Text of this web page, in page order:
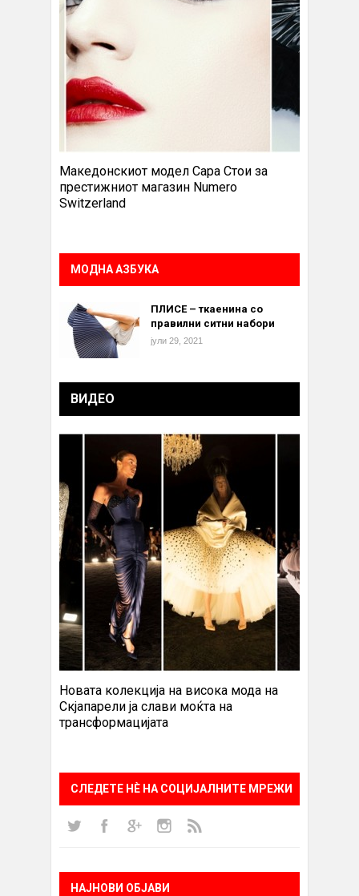
Македонскиот модел Сара Стои за
престижниот магазин Numero
Switzerland
МОДНА АЗБУКА
ПЛИСЕ – ткаенина со
правилни ситни набори
јули 29, 2021
ВИДЕО
Новата колекција на висока мода на
Скјапарели ја слави моќта на
трансформацијата
СЛЕДЕТЕ НÈ НА СОЦИЈАЛНИТЕ МРЕЖИ
НАЈНОВИ ОБЈАВИ